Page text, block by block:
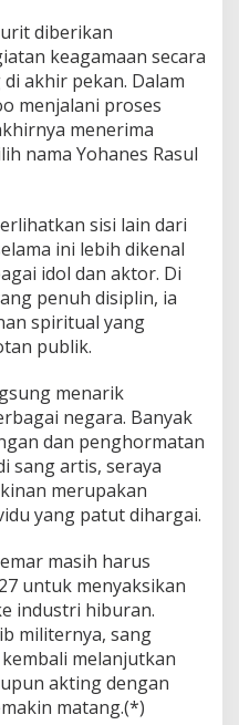
diberikan
keagamaan secara
akhir pekan. Dalam
menjalani proses
menerima
nama Yohanes Rasul
sisi lain dari
ini lebih dikenal
idol dan aktor. Di
penuh disiplin, ia
spiritual yang
publik.
menarik
negara. Banyak
dan penghormatan
sang artis, seraya
merupakan
yang patut dihargai.
masih harus
untuk menyaksikan
industri hiburan.
militernya, sang
melanjutkan
akting dengan
matang.(*)